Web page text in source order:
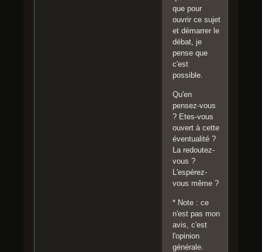
que pour
ouvrir ce sujet
et démarrer le
débat, je
pense que
c'est
possible.
Qu'en
pensez-vous
? Etes-vous
ouvert à cette
éventualité ?
La redoutez-
vous ?
L'espérez-
vous même ?
* Note : ce
n'est pas mon
avis, c'est
l'opinion
générale.